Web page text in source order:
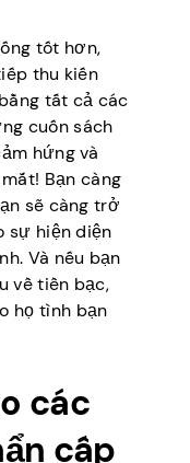
tốt hơn,
thu kiến
tất cả các
cuốn sách
hứng và
Bạn càng
sẽ càng trở
sự hiện diện
Và nếu bạn
về tiền bạc,
họ tình bạn
các
cấp